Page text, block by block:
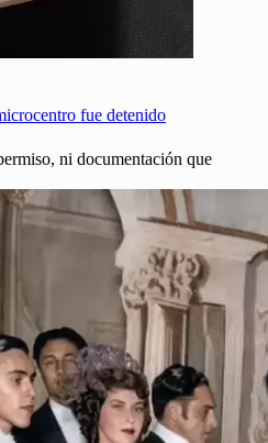
fue detenido
ni documentación que